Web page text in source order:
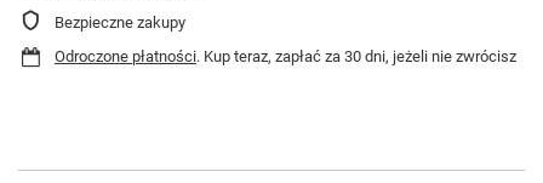
Bezpieczne zakupy
Odroczone płatności. Kup teraz, zapłać za 30 dni, jeżeli nie zwrócisz